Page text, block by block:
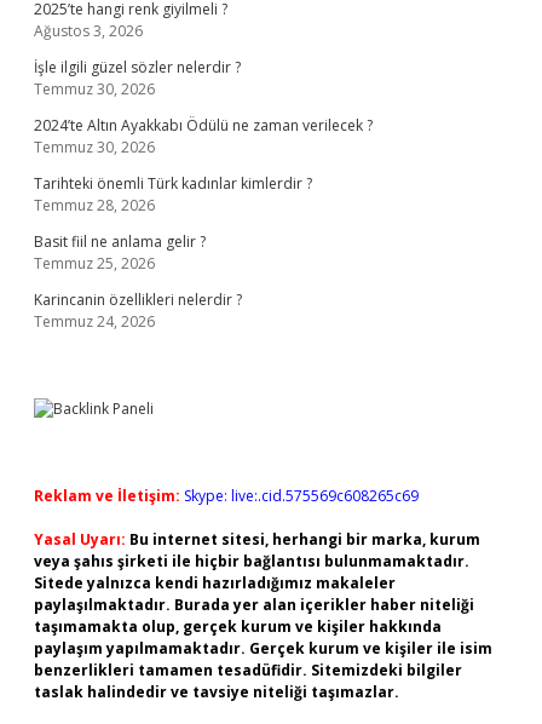
2025’te hangi renk giyilmeli ?
Ağustos 3, 2026
İşle ilgili güzel sözler nelerdir ?
Temmuz 30, 2026
2024’te Altın Ayakkabı Ödülü ne zaman verilecek ?
Temmuz 30, 2026
Tarihteki önemli Türk kadınlar kimlerdir ?
Temmuz 28, 2026
Basit fiil ne anlama gelir ?
Temmuz 25, 2026
Karincanin özellikleri nelerdir ?
Temmuz 24, 2026
Reklam ve İletişim: Skype: live:.cid.575569c608265c69
Yasal Uyarı: Bu internet sitesi, herhangi bir marka, kurum
veya şahıs şirketi ile hiçbir bağlantısı bulunmamaktadır.
Sitede yalnızca kendi hazırladığımız makaleler
paylaşılmaktadır. Burada yer alan içerikler haber niteliği
taşımamakta olup, gerçek kurum ve kişiler hakkında
paylaşım yapılmamaktadır. Gerçek kurum ve kişiler ile isim
benzerlikleri tamamen tesadüfidir. Sitemizdeki bilgiler
taslak halindedir ve tavsiye niteliği taşımazlar.